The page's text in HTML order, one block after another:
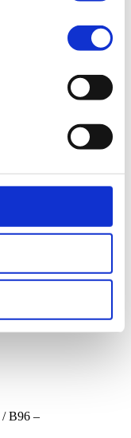
/ B96 –